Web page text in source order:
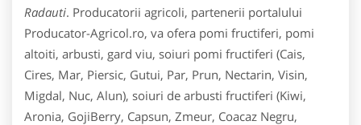
Radauti. Producatorii agricoli, partenerii portalului
Producator-Agricol.ro, va ofera pomi fructiferi, pomi
altoiti, arbusti, gard viu, soiuri pomi fructiferi (Cais,
Cires, Mar, Piersic, Gutui, Par, Prun, Nectarin, Visin,
Migdal, Nuc, Alun), soiuri de arbusti fructiferi (Kiwi,
Aronia, GojiBerry, Capsun, Zmeur, Coacaz Negru,